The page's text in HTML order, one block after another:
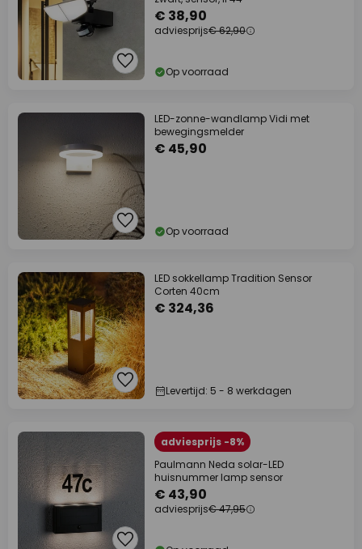
€ 38,90
adviesprijs€ 62,90
Op voorraad
LED-zonne-wandlamp Vidi met
bewegingsmelder
€ 45,90
Op voorraad
LED sokkellamp Tradition Sensor
Corten 40cm
€ 324,36
Levertijd: 5 - 8 werkdagen
adviesprijs -8%
Paulmann Neda solar-LED
huisnummer lamp sensor
€ 43,90
adviesprijs€ 47,95